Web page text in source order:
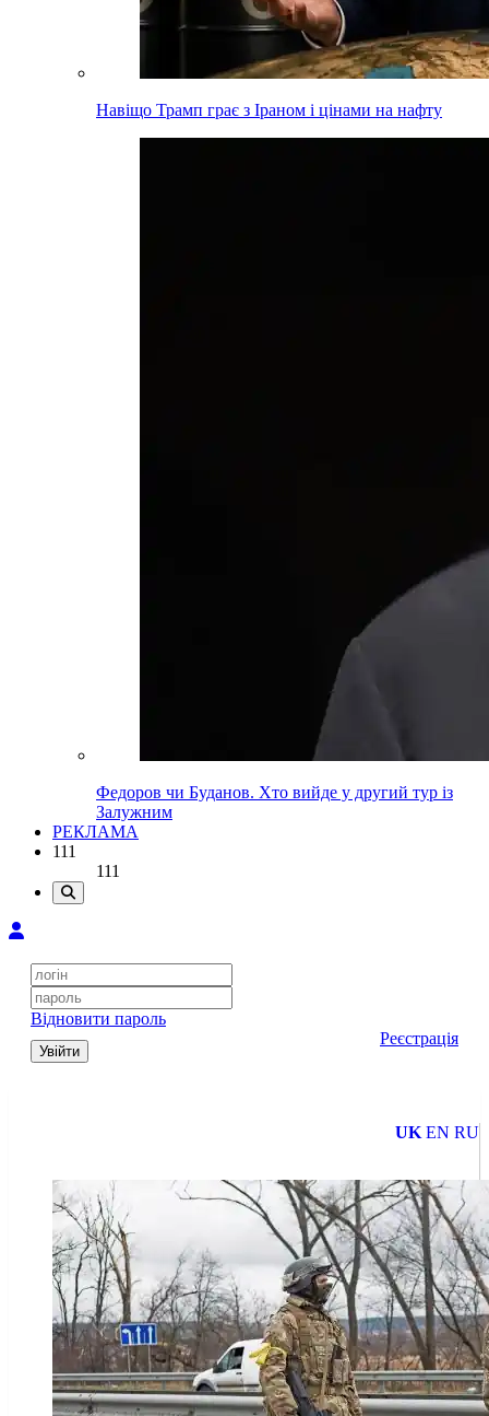
Навіщо Трамп грає з Іраном і цінами на нафту
Федоров чи Буданов. Хто вийде у другий тур із
Залужним
РЕКЛАМА
111
111
Відновити пароль
Увійти
Реєстрація
UK EN RU